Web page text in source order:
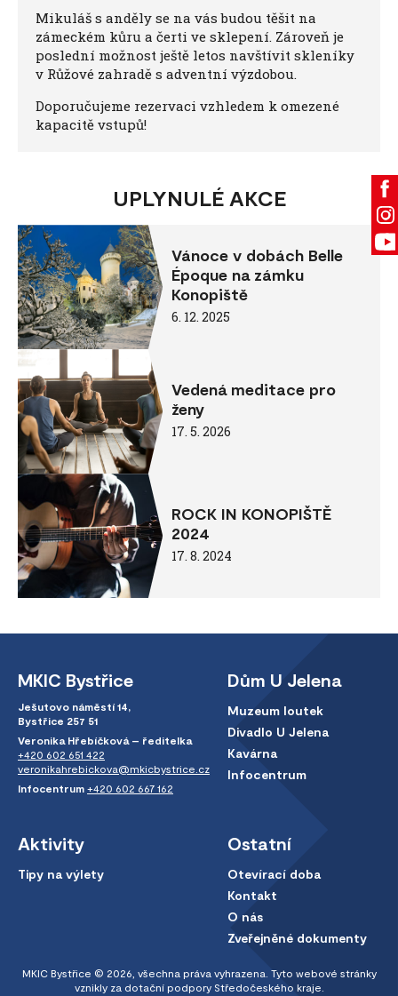
Mikuláš s anděly se na vás budou těšit na
zámeckém kůru a čerti ve sklepení. Zároveň je
poslední možnost ještě letos navštívit skleníky
v Růžové zahradě s adventní výzdobou.
Doporučujeme rezervaci vzhledem k omezené
kapacitě vstupů!
UPLYNULÉ AKCE
Vánoce v dobách Belle
Époque na zámku
Konopiště
6. 12. 2025
Vedená meditace pro
ženy
17. 5. 2026
ROCK IN KONOPIŠTĚ
2024
17. 8. 2024
MKIC Bystřice
Ješutovo náměstí 14,
Bystřice 257 51
Veronika Hřebíčková – ředitelka
+420 602 651 422
veronikahrebickova@mkicbystrice.cz
Infocentrum +420 602 667 162
Dům U Jelena
Muzeum loutek
Divadlo U Jelena
Kavárna
Infocentrum
Aktivity
Tipy na výlety
Ostatní
Otevírací doba
Kontakt
O nás
Zveřejněné dokumenty
MKIC Bystřice © 2026, všechna práva vyhrazena. Tyto webové stránky
vznikly za dotační podpory Středočeského kraje.